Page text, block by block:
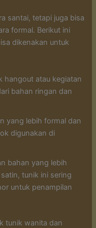
santai, tetapi juga bisa
formal. Berikut ini
dikenakan untuk
hangout atau kegiatan
bahan ringan dan
yang lebih formal dan
digunakan di
bahan yang lebih
tunik ini sering
untuk penampilan
tunik wanita dan